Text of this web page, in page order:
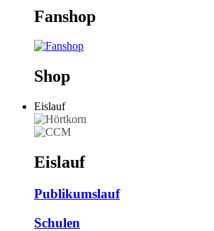
Fanshop
Shop
Eislauf
Eislauf
Publikumslauf
Schulen